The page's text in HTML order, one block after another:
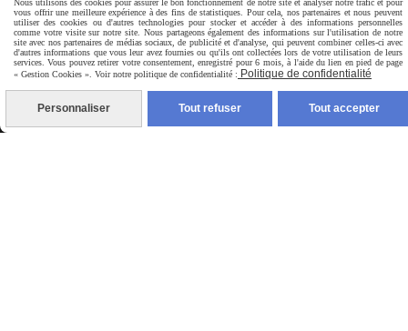
Newsletter
Votre Email
Nous utilisons des cookies pour assurer le bon fonctionnement de notre site et analyser notre trafic et pour
vous offrir une meilleure expérience à des fins de statistiques. Pour cela, nos partenaires et nous peuvent
utiliser des cookies ou d'autres technologies pour stocker et accéder à des informations personnelles
comme votre visite sur notre site. Nous partageons également des informations sur l'utilisation de notre
site avec nos partenaires de médias sociaux, de publicité et d'analyse, qui peuvent combiner celles-ci avec
d'autres informations que vous leur avez fournies ou qu'ils ont collectées lors de votre utilisation de leurs
services. Vous pouvez retirer votre consentement, enregistré pour 6 mois, à l'aide du lien en pied de page
« Gestion Cookies ». Voir notre politique de confidentialité : Politique de confidentialité
Personnaliser Tout refuser Tout accepter